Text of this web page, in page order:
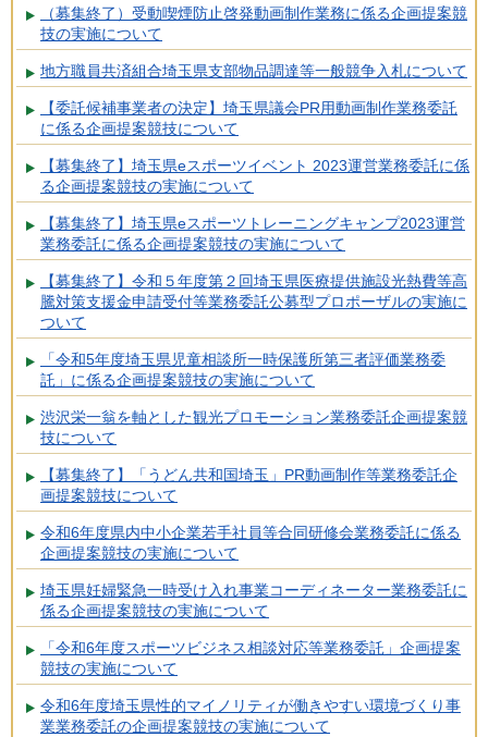
（募集終了）受動喫煙防止啓発動画制作業務に係る企画提案競
技の実施について
地方職員共済組合埼玉県支部物品調達等一般競争入札について
【委託候補事業者の決定】埼玉県議会PR用動画制作業務委託
に係る企画提案競技について
【募集終了】埼玉県eスポーツイベント 2023運営業務委託に係
る企画提案競技の実施について
【募集終了】埼玉県eスポーツトレーニングキャンプ2023運営
業務委託に係る企画提案競技の実施について
【募集終了】令和５年度第２回埼玉県医療提供施設光熱費等高
騰対策支援金申請受付等業務委託公募型プロポーザルの実施に
ついて
「令和5年度埼玉県児童相談所一時保護所第三者評価業務委
託」に係る企画提案競技の実施について
渋沢栄一翁を軸とした観光プロモーション業務委託企画提案競
技について
【募集終了】「うどん共和国埼玉」PR動画制作等業務委託企
画提案競技について
令和6年度県内中小企業若手社員等合同研修会業務委託に係る
企画提案競技の実施について
埼玉県妊婦緊急一時受け入れ事業コーディネーター業務委託に
係る企画提案競技の実施について
「令和6年度スポーツビジネス相談対応等業務委託」企画提案
競技の実施について
令和6年度埼玉県性的マイノリティが働きやすい環境づくり事
業業務委託の企画提案競技の実施について